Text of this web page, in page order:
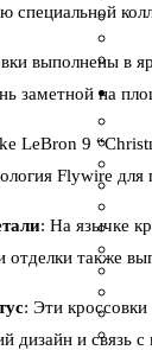
специальной
выполнены в
заметной на
LeBron 9
Flywire
: На язычке
отделки также
: Эти
дизайн и связь